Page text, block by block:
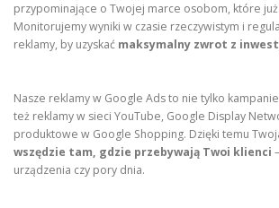
przypominające o Twojej marce osobom, które
Monitorujemy wyniki w czasie rzeczywistym i
reklamy, by uzyskać maksymalny zwrot z
Nasze reklamy w Google Ads to nie tylko
też reklamy w sieci YouTube, Google Display
produktowe w Google Shopping. Dzięki temu
wszędzie tam, gdzie przebywają Twoi klienci
urządzenia czy pory dnia.